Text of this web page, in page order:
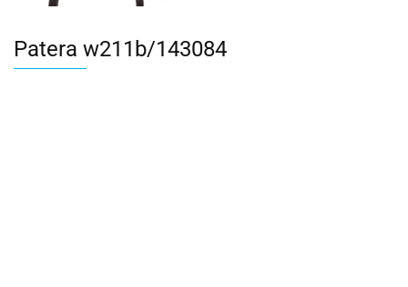
Patera w211b/143084